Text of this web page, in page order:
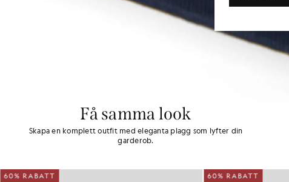
Få samma look
Skapa en komplett outfit med eleganta plagg som lyfter din
garderob.
60% RABATT 60% RABATT